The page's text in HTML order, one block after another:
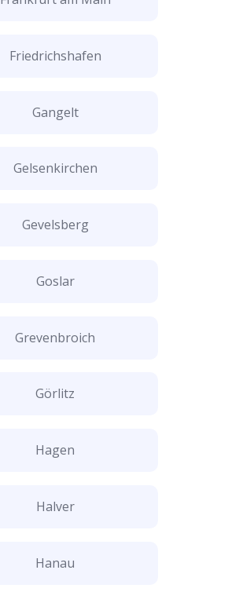
Friedrichshafen
Gangelt
Gelsenkirchen
Gevelsberg
Goslar
Grevenbroich
Görlitz
Hagen
Halver
Hanau